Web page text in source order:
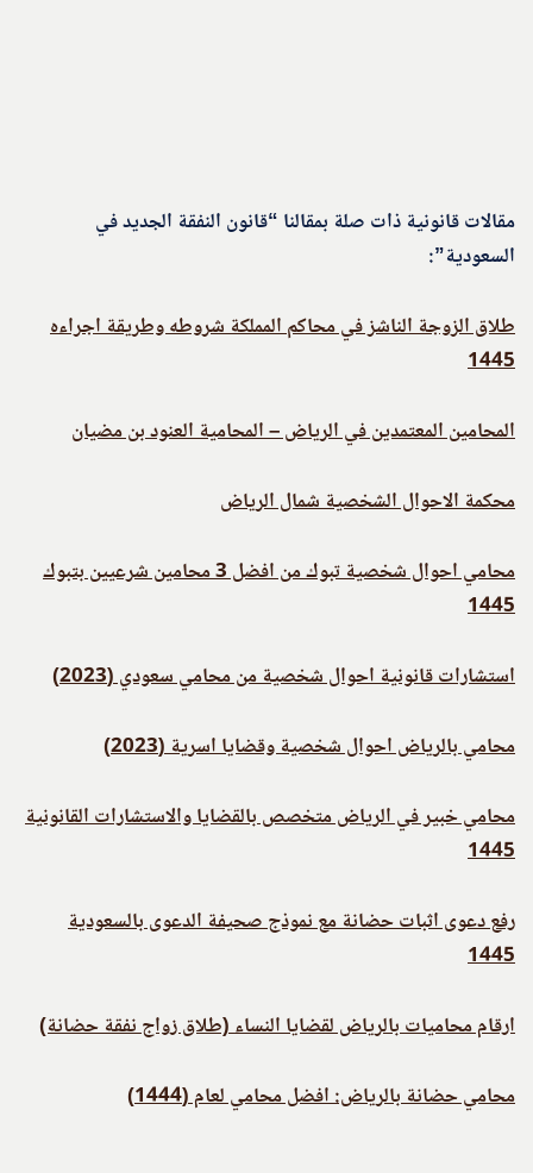
مقالات قانونية ذات صلة بمقالنا “قانون النفقة الجديد في
السعودية”:
طلاق الزوجة الناشز في محاكم المملكة شروطه وطريقة اجراءه
1445
المحامين المعتمدين في الرياض – المحامية العنود بن مضيان
محكمة الاحوال الشخصية شمال الرياض
محامي احوال شخصية تبوك من افضل 3 محامين شرعيين بتبوك
1445
استشارات قانونية احوال شخصية من محامي سعودي (2023)
محامي بالرياض احوال شخصية وقضايا اسرية (2023)
محامي خبير في الرياض متخصص بالقضايا والاستشارات القانونية
1445
رفع دعوى اثبات حضانة مع نموذج صحيفة الدعوى بالسعودية
1445
ارقام محاميات بالرياض لقضايا النساء (طلاق زواج نفقة حضانة)
محامي حضانة بالرياض: افضل محامي لعام (1444)